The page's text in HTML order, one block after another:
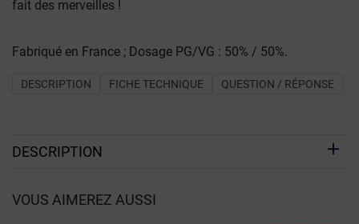
fait des merveilles !
Fabriqué en France ; Dosage PG/VG : 50% / 50%.
DESCRIPTION FICHE TECHNIQUE QUESTION / RÉPONSE
DESCRIPTION
VOUS AIMEREZ AUSSI